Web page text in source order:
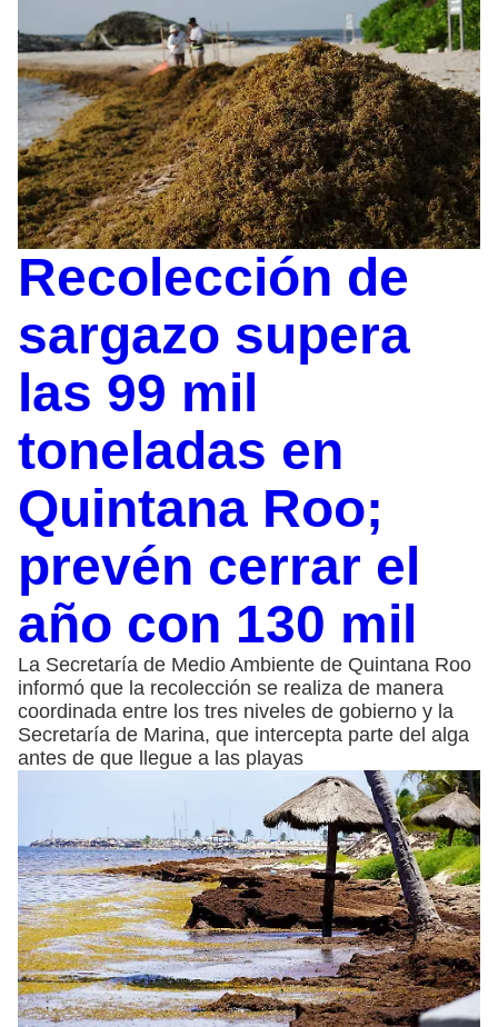
Recolección de
sargazo supera
las 99 mil
toneladas en
Quintana Roo;
prevén cerrar el
año con 130 mil
La Secretaría de Medio Ambiente de Quintana Roo
informó que la recolección se realiza de manera
coordinada entre los tres niveles de gobierno y la
Secretaría de Marina, que intercepta parte del alga
antes de que llegue a las playas